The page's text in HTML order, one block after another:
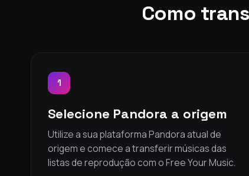
Como
1
Selecione Pandora a origem
Utilize a sua plataforma Pandora atual de
origem e comece a transferir músicas das
listas de reprodução com o Free Your Music.